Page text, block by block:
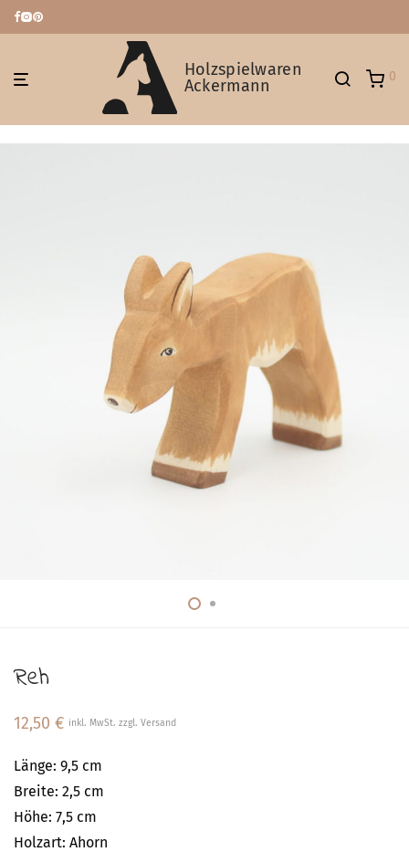
Holzspielwaren
Ackermann
0
Reh
12,50 € inkl. MwSt. zzgl. Versand
Länge: 9,5 cm
Breite: 2,5 cm
Höhe: 7,5 cm
Holzart: Ahorn